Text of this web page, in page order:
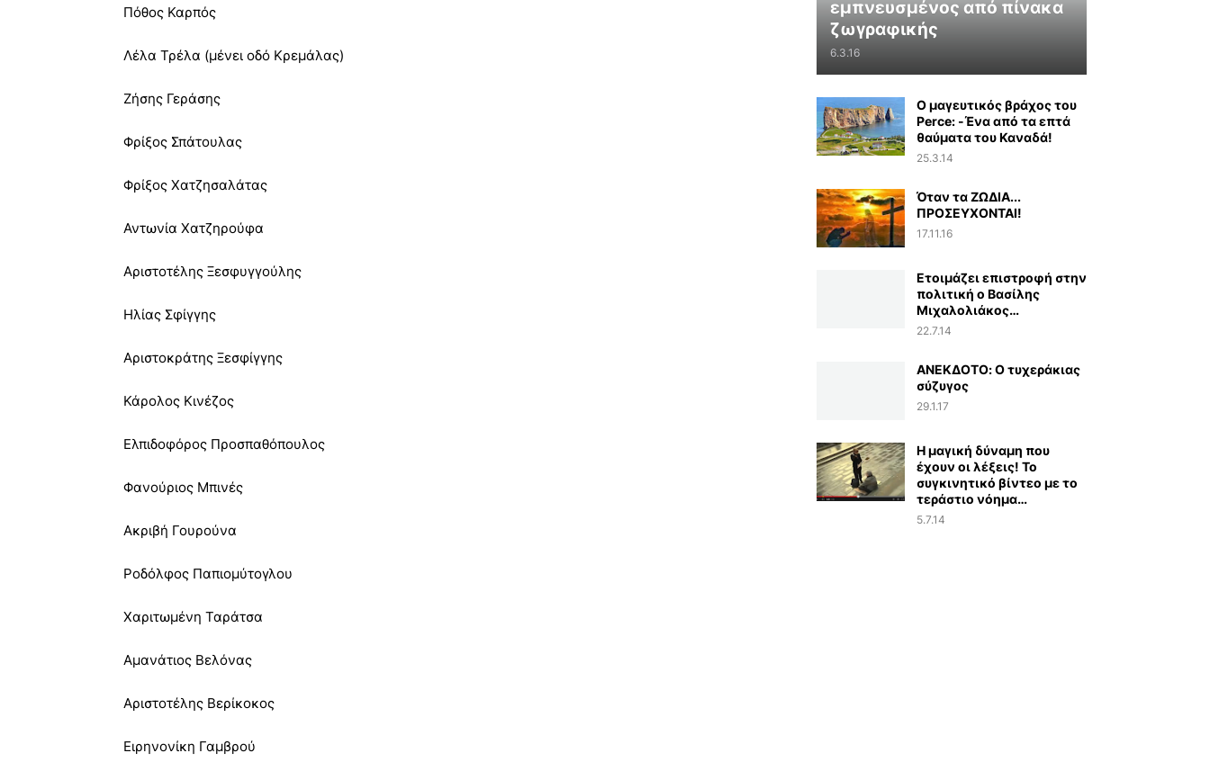
Πόθος Καρπός
Λέλα Τρέλα (μένει οδό Κρεμάλας)
Ζήσης Γεράσης
Φρίξος Σπάτουλας
Φρίξος Χατζησαλάτας
Αντωνία Χατζηρούφα
Αριστοτέλης Ξεσφυγγούλης
Ηλίας Σφίγγης
Αριστοκράτης Ξεσφίγγης
Κάρολος Κινέζος
Ελπιδοφόρος Προσπαθόπουλος
Φανούριος Μπινές
Ακριβή Γουρούνα
Ροδόλφος Παπιομύτογλου
Χαριτωμένη Ταράτσα
Αμανάτιος Βελόνας
Αριστοτέλης Βερίκοκος
Ειρηνονίκη Γαμβρού
εμπνευσμένος από πίνακα
ζωγραφικής
6.3.16
Ο μαγευτικός βράχος του
Perce: -Ένα από τα επτά
θαύματα του Καναδά!
25.3.14
Όταν τα ΖΩΔΙΑ...
ΠΡΟΣΕΥΧΟΝΤΑΙ!
17.11.16
Ετοιμάζει επιστροφή στην
πολιτική ο Βασίλης
Μιχαλολιάκος…
22.7.14
ΑΝΕΚΔΟΤΟ: Ο τυχεράκιας
σύζυγος
29.1.17
Η μαγική δύναμη που
έχουν οι λέξεις! Το
συγκινητικό βίντεο με το
τεράστιο νόημα…
5.7.14